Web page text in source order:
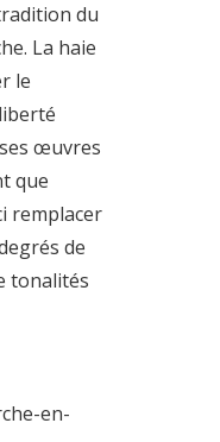
du
La haie
le
ses œuvres
que
remplacer
de
tonalités
en-